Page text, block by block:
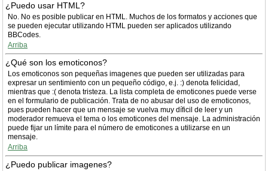
¿Puedo usar HTML?
No. No es posible publicar en HTML. Muchos de los formatos y acciones que
se pueden ejecutar utilizando HTML pueden ser aplicados utilizando
BBCodes.
Arriba
¿Qué son los emoticonos?
Los emoticonos son pequeñas imagenes que pueden ser utilizadas para
expresar un sentimiento con un pequeño código, e.j. :) denota felicidad,
mientras que :( denota tristeza. La lista completa de emoticones puede verse
en el formulario de publicación. Trata de no abusar del uso de emoticonos,
pues pueden hacer que un mensaje se vuelva muy díficil de leer y un
moderador remueva el tema o los emoticones del mensaje. La administración
puede fijar un límite para el número de emoticones a utilizarse en un
mensaje.
Arriba
¿Puedo publicar imagenes?